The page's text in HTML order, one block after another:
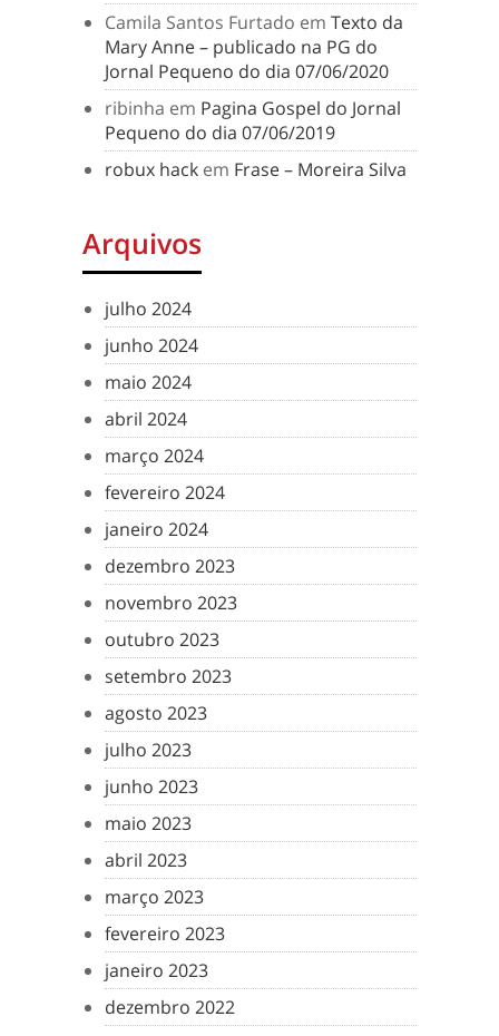
Camila Santos Furtado em Texto da
Mary Anne – publicado na PG do
Jornal Pequeno do dia 07/06/2020
ribinha em Pagina Gospel do Jornal
Pequeno do dia 07/06/2019
robux hack em Frase – Moreira Silva
Arquivos
julho 2024
junho 2024
maio 2024
abril 2024
março 2024
fevereiro 2024
janeiro 2024
dezembro 2023
novembro 2023
outubro 2023
setembro 2023
agosto 2023
julho 2023
junho 2023
maio 2023
abril 2023
março 2023
fevereiro 2023
janeiro 2023
dezembro 2022